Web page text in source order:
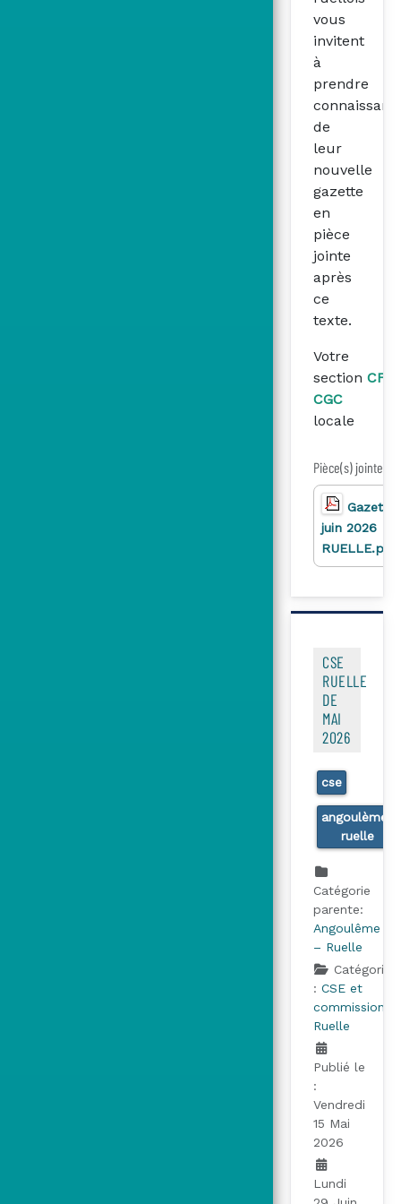
vous
invitent
à
prendre
de
leur
nouvelle
gazette
en
pièce
jointe
après
ce
texte.
Votre
section CFE-
CGC
locale
Pièce(s) jointe(s)
Gazette
juin 2026
RUELLE.pdf
CSE
RUELLE
DE
MAI
2026
cse
angoulème-
ruelle
Catégorie
parente:
Angoulême
– Ruelle
Catégorie
: CSE et
commissions
Ruelle
Publié le
:
Vendredi
15 Mai
2026
Lundi